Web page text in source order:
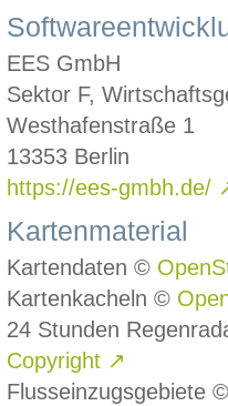
EES GmbH
Sektor F,
Westhafenstraße 1
13353 Berlin
https://ees-gmbh.de/
Kartenmaterial
Kartendaten ©
Kartenkacheln ©
24 Stunden
Copyright ↗
Flusseinzugsgebiete